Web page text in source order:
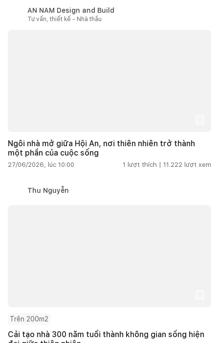
AN NAM Design and Build
Tư vấn, thiết kế - Nhà thầu
Ngôi nhà mở giữa Hội An, nơi thiên nhiên trở thành
một phần của cuộc sống
27/06/2026, lúc 10:00 1 lượt thích | 11.222 lượt xem
Thu Nguyễn
Trên 200m2
Cải tạo nhà 300 năm tuổi thành không gian sống hiện